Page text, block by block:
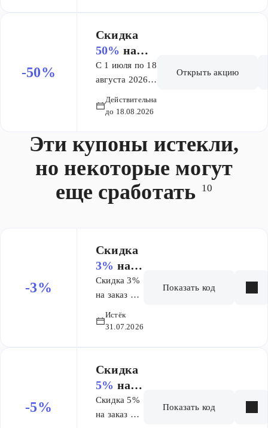
бонусными
баллами* на
вашу Карту
«Профессионал».
от 50 000 рублей
за календарный
кешбэк 5%.
от 100 000
рублей за
календарный
покупок от 200
000 рублей за
календарный
суммируется со
«Профессионал».
А если у вас еще
нет Карты
«Профессионал»
-50%
Скидка
50% на
батарейки
OPTICEL
Professiona
С 1 июля по 18
августа 2026 г.
на батарейки
Скидка на
товар
суммируется
со скидкой по
Действительна
до 18.08.2026
Открыть акцию
Эти купоны истекли,
но некоторые могут
еще сработать
10
-3%
Скидка
3% на
заказ от
1 000 ₽
Скидка 3%
на заказ от
Истёк
31.07.2026
Показать код
-5%
Скидка
5% на
заказ от
6 000 ₽
Скидка 5%
на заказ от
Показать код